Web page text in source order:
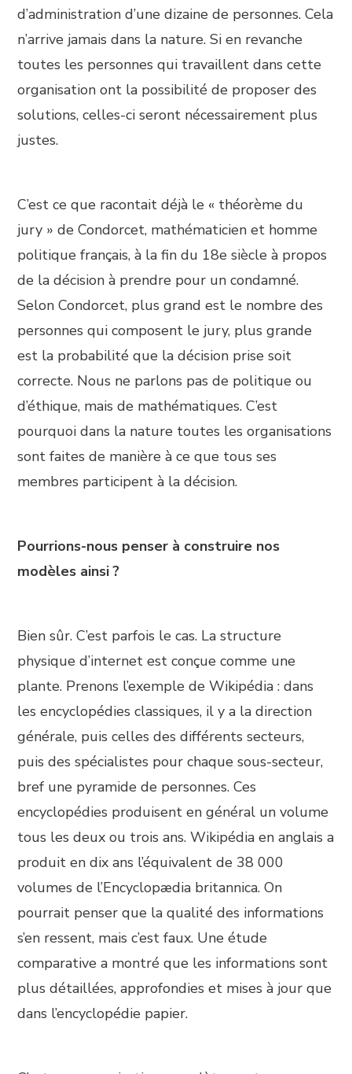
d’administration d’une dizaine de personnes. Cela
n’arrive jamais dans la nature. Si en revanche
toutes les personnes qui travaillent dans cette
organisation ont la possibilité de proposer des
solutions, celles-ci seront nécessairement plus
justes.
C’est ce que racontait déjà le « théorème du
jury » de Condorcet, mathématicien et homme
politique français, à la fin du 18e siècle à propos
de la décision à prendre pour un condamné.
Selon Condorcet, plus grand est le nombre des
personnes qui composent le jury, plus grande
est la probabilité que la décision prise soit
correcte. Nous ne parlons pas de politique ou
d’éthique, mais de mathématiques. C’est
pourquoi dans la nature toutes les organisations
sont faites de manière à ce que tous ses
membres participent à la décision.
Pourrions-nous penser à construire nos
modèles ainsi ?
Bien sûr. C’est parfois le cas. La structure
physique d’internet est conçue comme une
plante. Prenons l’exemple de Wikipédia : dans
les encyclopédies classiques, il y a la direction
générale, puis celles des différents secteurs,
puis des spécialistes pour chaque sous-secteur,
bref une pyramide de personnes. Ces
encyclopédies produisent en général un volume
tous les deux ou trois ans. Wikipédia en anglais a
produit en dix ans l’équivalent de 38 000
volumes de l’Encyclopædia britannica. On
pourrait penser que la qualité des informations
s’en ressent, mais c’est faux. Une étude
comparative a montré que les informations sont
plus détaillées, approfondies et mises à jour que
dans l’encyclopédie papier.